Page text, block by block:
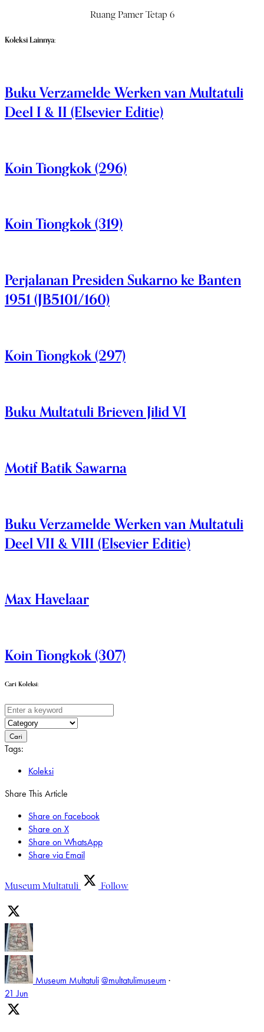
Ruang Pamer Tetap 6
Koleksi Lainnya:
Buku Verzamelde Werken van Multatuli
Deel I & II (Elsevier Editie)
Koin Tiongkok (296)
Koin Tiongkok (319)
Perjalanan Presiden Sukarno ke Banten
1951 (JB5101/160)
Koin Tiongkok (297)
Buku Multatuli Brieven Jilid VI
Motif Batik Sawarna
Buku Verzamelde Werken van Multatuli
Deel VII & VIII (Elsevier Editie)
Max Havelaar
Koin Tiongkok (307)
Cari Koleksi:
Cari
Tags:
Koleksi
Share This Article
Share on Facebook
Share on X
Share on WhatsApp
Share via Email
Museum Multatuli Follow
Museum Multatuli @multatulimuseum ·
21 Jun